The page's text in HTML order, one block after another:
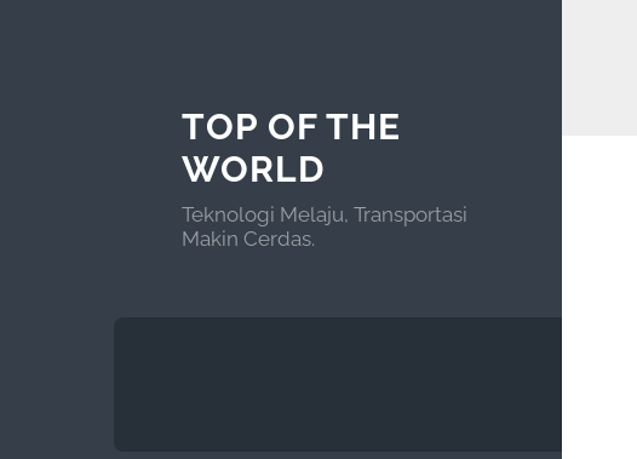
TOP OF THE
WORLD
Teknologi Melaju, Transportasi
Makin Cerdas.